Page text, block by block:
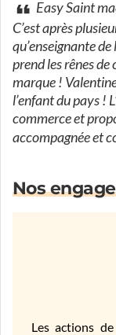
Easy Saint
C’est après
qu’enseignante
prend les rênes
marque !
l’enfant du pays !
commerce et
accompagnée et
Nos
Les actions